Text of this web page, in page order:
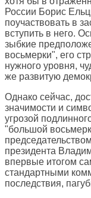
России Борис
поучаствовать в
вступить в него.
зыбкие
восьмерки", его
нужного уровня,
же развитую
Однако сейчас,
значимости и
угрозой
"большой
президента
впервые итогом
стандартными
последствия,